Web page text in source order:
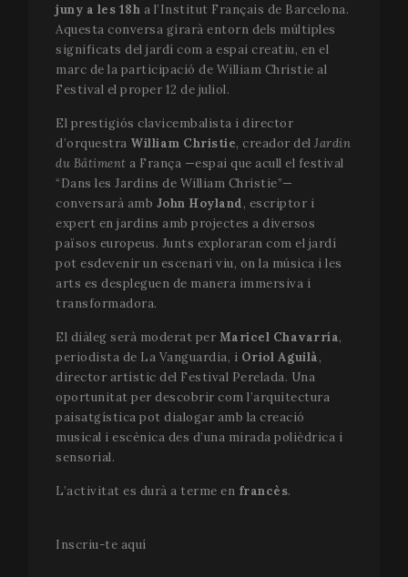
juny a les 18h a l’Institut Français de Barcelona.
Aquesta conversa girarà entorn dels múltiples
significats del jardí com a espai creatiu, en el
marc de la participació de William Christie al
Festival el proper 12 de juliol.
El prestigiós clavicembalista i director
d’orquestra William Christie, creador del Jardin
du Bâtiment a França —espai que acull el festival
“Dans les Jardins de William Christie”—
conversarà amb John Hoyland, escriptor i
expert en jardins amb projectes a diversos
països europeus. Junts exploraran com el jardí
pot esdevenir un escenari viu, on la música i les
arts es despleguen de manera immersiva i
transformadora.
El diàleg serà moderat per Maricel Chavarría,
periodista de La Vanguardia, i Oriol Aguilà,
director artístic del Festival Perelada. Una
oportunitat per descobrir com l’arquitectura
paisatgística pot dialogar amb la creació
musical i escènica des d’una mirada polièdrica i
sensorial.
L’activitat es durà a terme en francès.
Inscriu-te aquí